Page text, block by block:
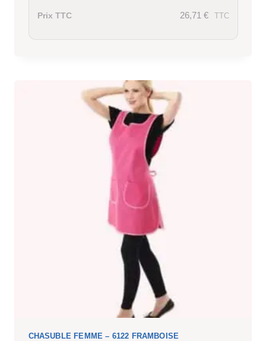
Prix TTC 26,71 € TTC
CHASUBLE FEMME – 6122 FRAMBOISE